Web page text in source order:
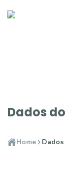
Dados
Home